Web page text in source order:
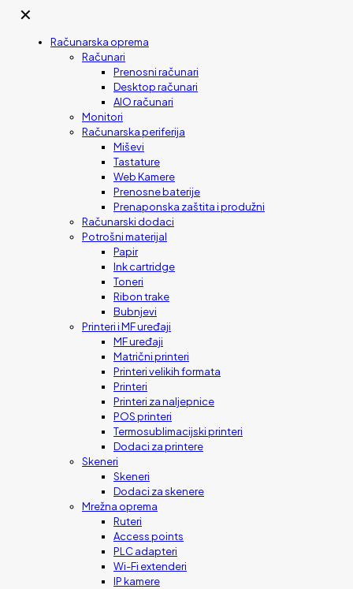
✕
Računarska oprema
Računari
Prenosni računari
Desktop računari
AIO računari
Monitori
Računarska periferija
Miševi
Tastature
Web Kamere
Prenosne baterije
Prenaponska zaštita i produžni
Računarski dodaci
Potrošni materijal
Papir
Ink cartridge
Toneri
Ribon trake
Bubnjevi
Printeri i MF uređaji
MF uređaji
Matrični printeri
Printeri velikih formata
Printeri
Printeri za naljepnice
POS printeri
Termosublimacijski printeri
Dodaci za printere
Skeneri
Skeneri
Dodaci za skenere
Mrežna oprema
Ruteri
Access points
PLC adapteri
Wi-Fi extenderi
IP kamere